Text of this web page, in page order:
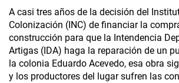
A casi tres años de la decisión del
Colonización (INC) de financiar la
construcción para que la Intendencia
Artigas (IDA) haga la reparación de un
la colonia Eduardo Acevedo, esa obra
y los productores del lugar sufren las